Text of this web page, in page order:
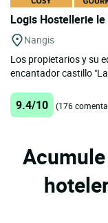
Logis Hostellerie le
Nangis
Los propietarios y su
encantador castillo
9.4/10 (176